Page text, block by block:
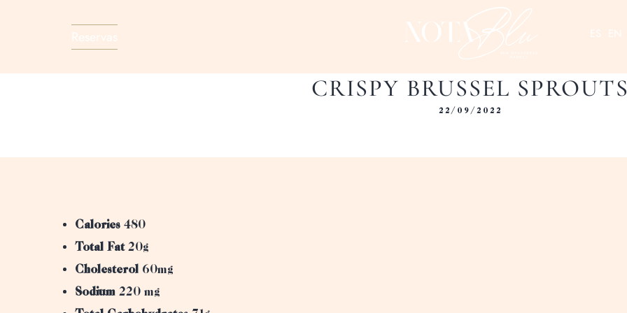
Reservas ES EN
CRISPY BRUSSEL SPROUTS
22/09/2022
Calories 480
Total Fat20g
Cholesterol 60mg
Sodium 220 mg